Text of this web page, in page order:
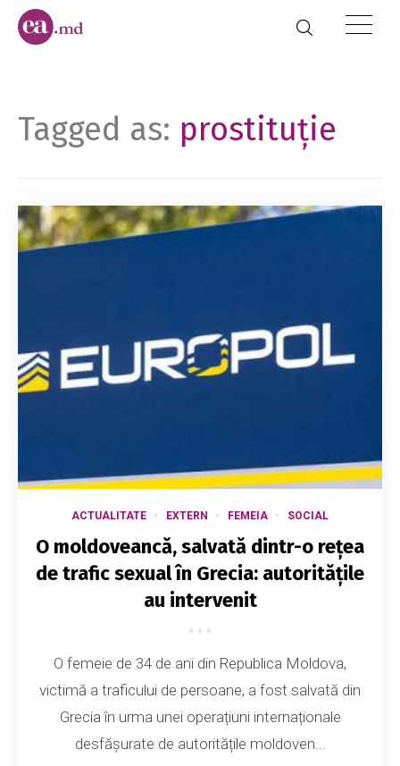
Tagged as: prostituție
ACTUALITATE EXTERN FEMEIA SOCIAL
O moldoveancă, salvată dintr-o rețea
de trafic sexual în Grecia: autoritățile
au intervenit
O femeie de 34 de ani din Republica Moldova,
victimă a traficului de persoane, a fost salvată din
Grecia în urma unei operațiuni internaționale
desfășurate de autoritățile moldoven...